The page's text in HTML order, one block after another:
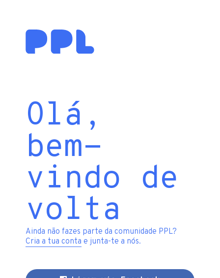
Olá,
bem-
vindo de
volta
Ainda não fazes parte da comunidade PPL?
Cria a tua conta e junta-te a nós.